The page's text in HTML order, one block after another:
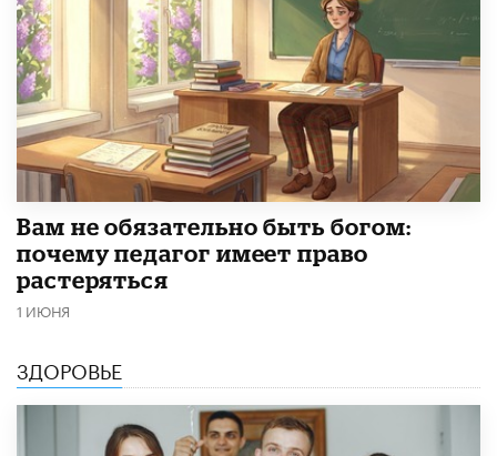
​Вам не обязательно быть богом:
почему педагог имеет право
растеряться
1 ИЮНЯ
ЗДОРОВЬЕ